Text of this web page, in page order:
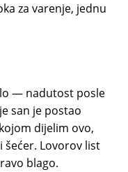
za varenje, jednu
— nadutost posle
san je postao
dijelim ovo,
Lovorov list
blago.